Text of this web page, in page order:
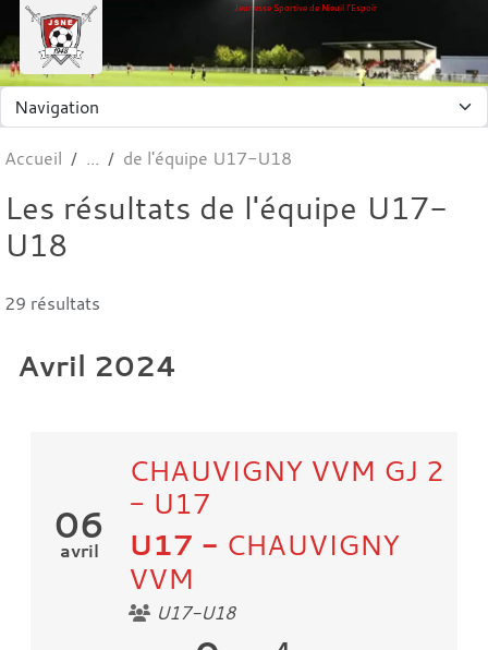
Jeunesse Sportive de Nieuil l'Espoir
Accueil de l'équipe U17-U18
Les résultats de l'équipe U17-
U18
29 résultats
Avril 2024
06
avril
CHAUVIGNY VVM GJ 2
- U17
U17 - CHAUVIGNY
VVM
U17-U18
Panneau de gestion des cookies